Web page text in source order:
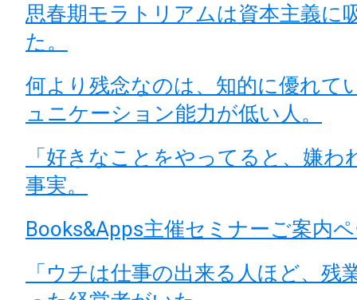
思春期モラトリアムは資本主義に
た。
何より残念なのは、知的に優れて
ュニケーション能力が低い人。
「好きなことをやってると、嫌わ
事実。
Books&Apps主催セミナーご案内
「ウチは仕事の出来る人ほど、残